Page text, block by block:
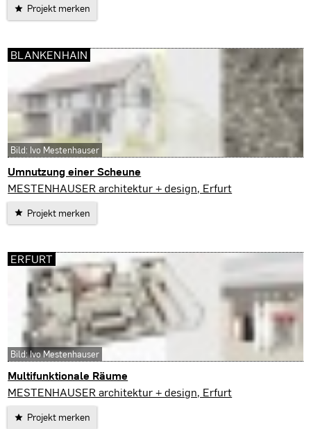
Projekt merken
Umnutzung einer Scheune
Blankenhain
MESTENHAUSER architektur + design, Erfurt
Projekt merken
BLANKENHAIN
Bild: Ivo Mestenhauser
Multifunktionale Räume
Erfurt
MESTENHAUSER architektur + design, Erfurt
Projekt merken
ERFURT
Bild: Ivo Mestenhauser